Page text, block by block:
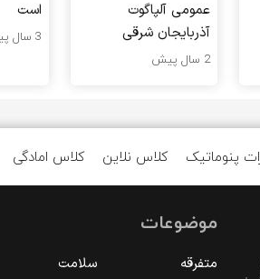
عمومی آلپاگوت
آذربایجان شرقی
2 سال پیش
است
3 سال پیش
کلاس امادگی کلاس نلاین پنوماتیک
موضوعات
متفرقه سلامت